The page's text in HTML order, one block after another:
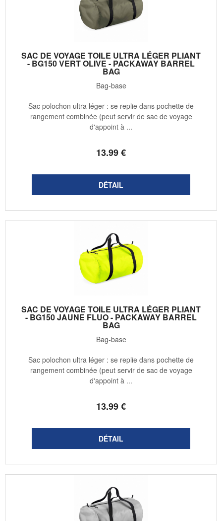
SAC DE VOYAGE TOILE ULTRA LÉGER PLIANT
- BG150 VERT OLIVE - PACKAWAY BARREL
BAG
Bag-base
13.99€
Sac polochon ultra léger : se replie dans pochette de
rangement combinée (peut servir de sac de voyage
d'appoint à ...
SAC DE VOYAGE TOILE ULTRA LÉGER PLIANT
- BG150 JAUNE FLUO - PACKAWAY BARREL
BAG
Bag-base
13.99€
Sac polochon ultra léger : se replie dans pochette de
rangement combinée (peut servir de sac de voyage
d'appoint à ...